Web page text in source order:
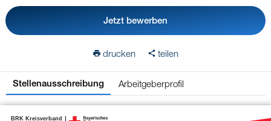
Jetzt bewerben
drucken teilen
Stellenausschreibung Arbeitgeberprofil